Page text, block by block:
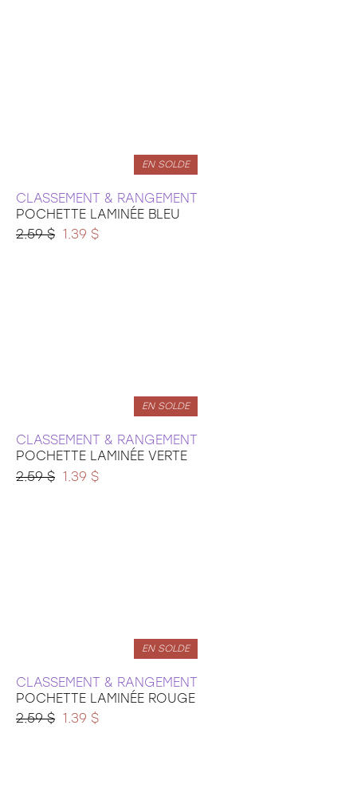
EN SOLDE
CLASSEMENT & RANGEMENT
POCHETTE LAMINÉE BLEU
2.59 $ 1.39 $
EN SOLDE
CLASSEMENT & RANGEMENT
POCHETTE LAMINÉE VERTE
2.59 $ 1.39 $
EN SOLDE
CLASSEMENT & RANGEMENT
POCHETTE LAMINÉE ROUGE
2.59 $ 1.39 $